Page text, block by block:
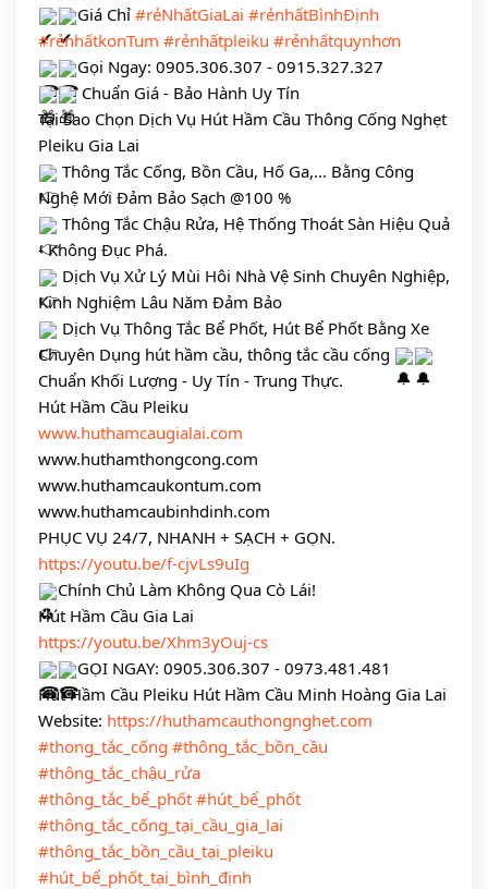
Giá Chỉ #rẻNhấtGiaLai #rẻnhấtBìnhĐịnh
#rẻnhấtkonTum #rẻnhấtpleiku #rẻnhấtquynhơn
Gọi Ngay: 0905.306.307 - 0915.327.327
Chuẩn Giá - Bảo Hành Uy Tín
Tại Sao Chọn Dịch Vụ Hút Hầm Cầu Thông Cống Nghẹt
Pleiku Gia Lai
Thông Tắc Cống, Bồn Cầu, Hố Ga,... Bằng Công
Nghệ Mới Đảm Bảo Sạch @100 %
Thông Tắc Chậu Rửa, Hệ Thống Thoát Sàn Hiệu Quả
- Không Đục Phá.
Dịch Vụ Xử Lý Mùi Hôi Nhà Vệ Sinh Chuyên Nghiệp,
Kinh Nghiệm Lâu Năm Đảm Bảo
Dịch Vụ Thông Tắc Bể Phốt, Hút Bể Phốt Bằng Xe
Chuyên Dụng hút hầm cầu, thông tắc cầu cống
Chuẩn Khối Lượng - Uy Tín - Trung Thực.
Hút Hầm Cầu Pleiku
www.huthamcaugialai.com
www.huthamthongcong.com
www.huthamcaukontum.com
www.huthamcaubinhdinh.com
PHỤC VỤ 24/7, NHANH + SẠCH + GỌN.
https://youtu.be/f-cjvLs9uIg
Chính Chủ Làm Không Qua Cò Lái!
Hút Hầm Cầu Gia Lai
https://youtu.be/Xhm3yOuj-cs
GỌI NGAY: 0905.306.307 - 0973.481.481
Hút Hầm Cầu Pleiku Hút Hầm Cầu Minh Hoàng Gia Lai
Website: https://huthamcauthongnghet.com
#thong_tắc_cống #thông_tắc_bồn_cầu
#thông_tắc_chậu_rửa
#thông_tắc_bể_phốt #hút_bể_phốt
#thông_tắc_cống_tại_cầu_gia_lai
#thông_tắc_bồn_cầu_tại_pleiku
#hút_bể_phốt_tại_bình_định